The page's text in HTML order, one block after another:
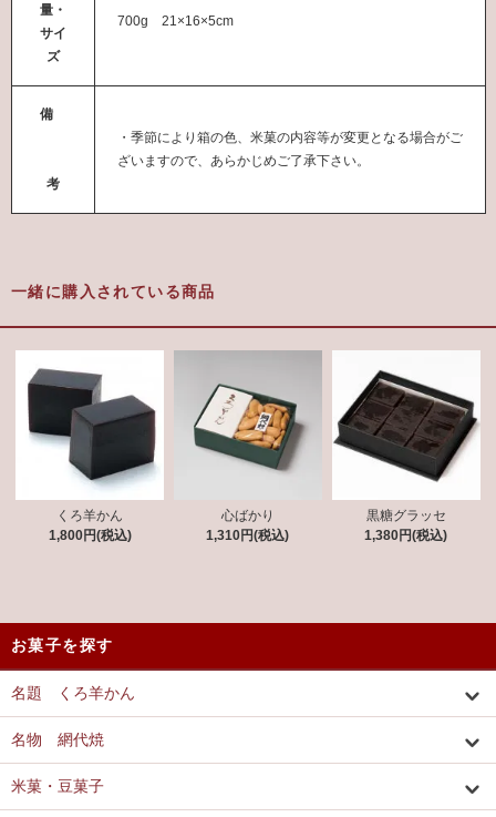
量・
サイ
ズ
700g 21×16×5cm
備
考
・季節により箱の色、米菓の内容等が変更となる場合がご
ざいますので、あらかじめご了承下さい。
一緒に購入されている商品
くろ羊かん
1,800円(税込)
心ばかり
1,310円(税込)
黒糖グラッセ
1,380円(税込)
お菓子を探す
名題 くろ羊かん
名物 網代焼
米菓・豆菓子